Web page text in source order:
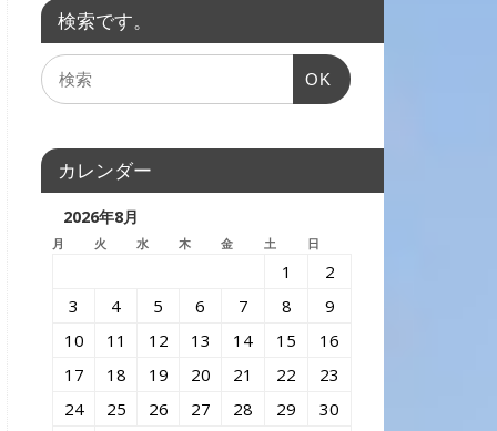
検索です。
OK
カレンダー
2026年8月
月 火 水 木 金 土 日
1
2
3
4 5 6 7 8
9
10
11 12 13 14 15
16
17
18 19 20 21 22
23
24
25 26 27 28 29
30